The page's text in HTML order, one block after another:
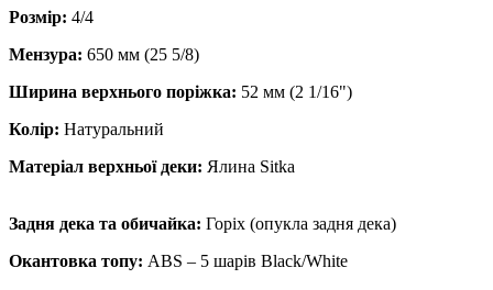
Розмір: 4/4
Мензура: 650 мм (25 5/8)
Ширина верхнього поріжка: 52 мм (2 1/16")
Колір: Натуральний
Матеріал верхньої деки: Ялина Sitka
Задня дека та обичайка: Горіх (опукла задня дека)
Окантовка топу: ABS – 5 шарів Black/White